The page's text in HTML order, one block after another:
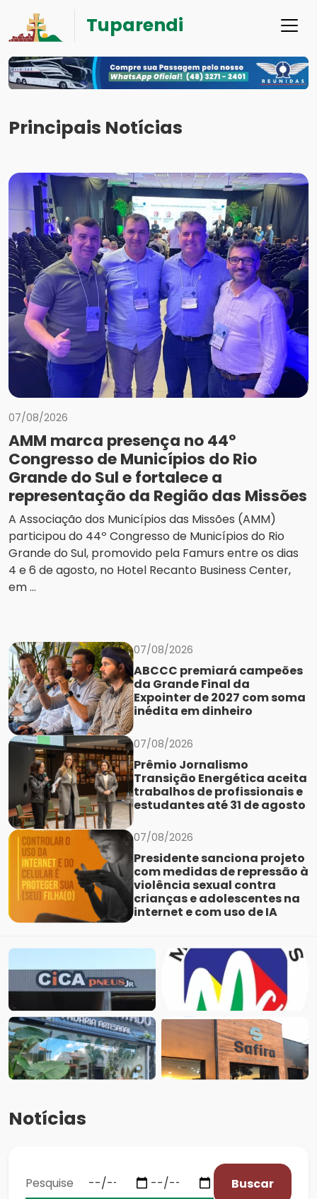
Tuparendi
Principais Notícias
07/08/2026
AMM marca presença no 44º
Congresso de Municípios do Rio
Grande do Sul e fortalece a
representação da Região das Missões
A Associação dos Municípios das Missões (AMM)
participou do 44º Congresso de Municípios do Rio
Grande do Sul, promovido pela Famurs entre os dias
4 e 6 de agosto, no Hotel Recanto Business Center,
em ...
07/08/2026
ABCCC premiará campeões
da Grande Final da
Expointer de 2027 com soma
inédita em dinheiro
07/08/2026
Prêmio Jornalismo
Transição Energética aceita
trabalhos de profissionais e
estudantes até 31 de agosto
07/08/2026
Presidente sanciona projeto
com medidas de repressão à
violência sexual contra
crianças e adolescentes na
internet e com uso de IA
Notícias
Buscar